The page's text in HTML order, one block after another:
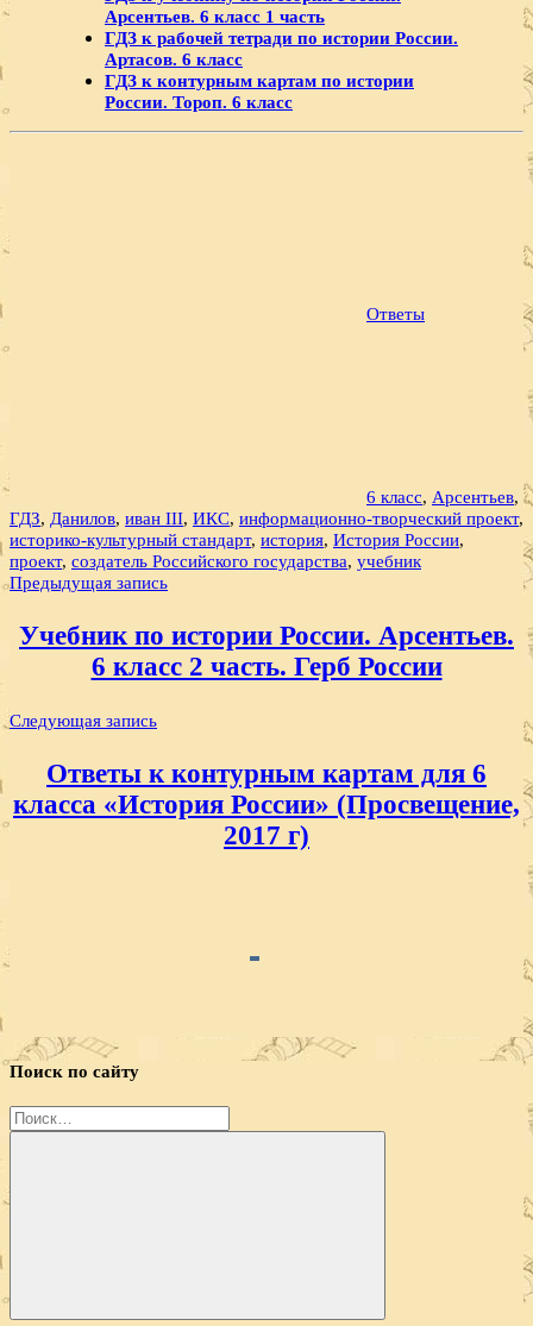
Арсентьев. 6 класс 1 часть
ГДЗ к рабочей тетради по истории России.
Артасов. 6 класс
ГДЗ к контурным картам по истории
России. Тороп. 6 класс
Ответы
6 класс, Арсентьев,
ГДЗ, Данилов, иван III, ИКС, информационно-творческий проект,
историко-культурный стандарт, история, История России,
проект, создатель Российского государства, учебник
Навигация
записям
Предыдущая запись
Учебник по истории России. Арсентьев.
6 класс 2 часть. Герб России
Следующая запись
Ответы к контурным картам для 6
класса «История России» (Просвещение,
2017 г)
Поиск по сайту
Найти: